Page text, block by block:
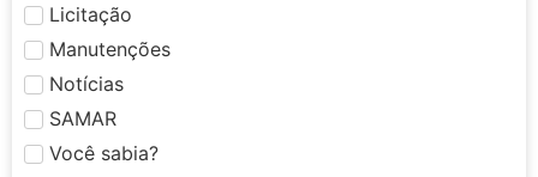
Licitação
Manutenções
Notícias
SAMAR
Você sabia?